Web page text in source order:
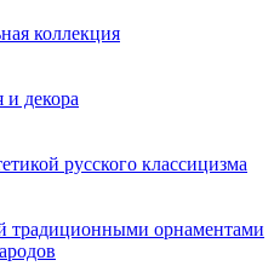
коллекция
и декора
русского классицизма
традиционными орнаментами